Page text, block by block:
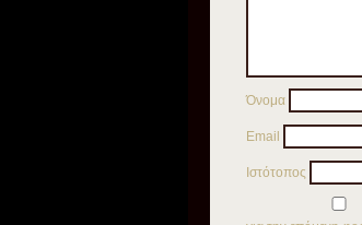
Όνομα
Email
Ιστότοπος